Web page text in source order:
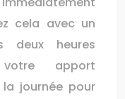
cela avec un
deux heures
votre apport
journée pour